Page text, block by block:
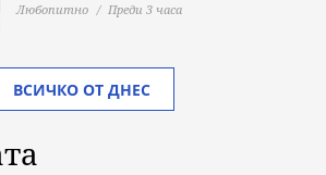
Любопитно Преди 3 часа
ВСИЧКО ОТ ДНЕС